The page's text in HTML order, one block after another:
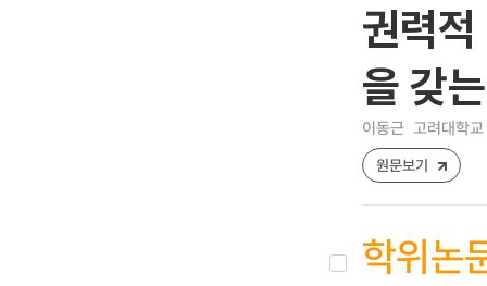
권력
을 갖
이동근 고려대학
원문보기
학위논